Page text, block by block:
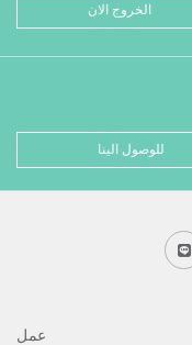
الخروج الان
للوصول الينا
عمل